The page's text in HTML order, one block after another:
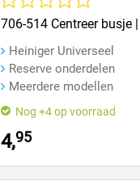
706-514 Centreer busje
Heiniger Universeel
Reserve onderdelen
Meerdere modellen
Nog +4 op voorraad
4,95